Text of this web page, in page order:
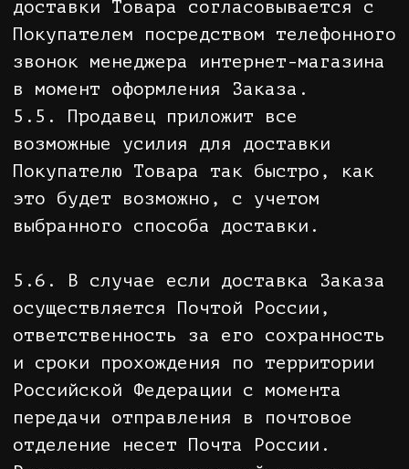
качества возможен в случае, если
сохранены его товарный вид,
потребительские свойства, а также
документ, подтверждающий факт и
условия покупки указанного товара.
Отсутствие у Покупателя документа,
подтверждающего факт и условия
покупки Товара, не лишает его
возможности ссылаться на другие
доказательства приобретения Товара
в данном интернет-магазине.
качества, имеющего индивидуально-
определенные свойства, если
указанный Товар может быть
использован исключительно
приобретающим его Покупателем.
7.5. При отказе Покупателя от
товара Продавец должен возвратить
ему денежную сумму, уплаченную
Покупателем по договору, за